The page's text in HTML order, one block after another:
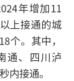
年增加11
上接通的城
个。其中，
通、四川泸
内接通。